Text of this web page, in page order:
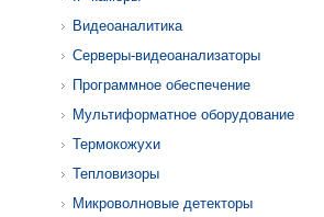
Видеоаналитика
Серверы-видеоанализаторы
Программное обеспечение
Мультиформатное оборудование
Термокожухи
Тепловизоры
Микроволновые детекторы